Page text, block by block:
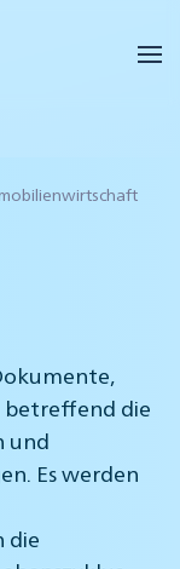
betreffend die
und
Es werden
die